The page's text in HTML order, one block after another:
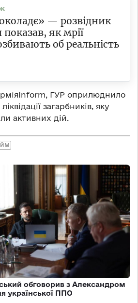
— розвідник
як мрії
об реальність
ГУР оприлюднило
загарбників, яку
активних дій.
обговорив з Александром
української ППО